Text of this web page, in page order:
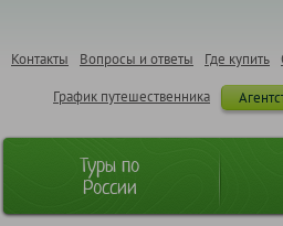
Где купить
Вопросы и ответы
Контакты
График путешественника
Туры по
России